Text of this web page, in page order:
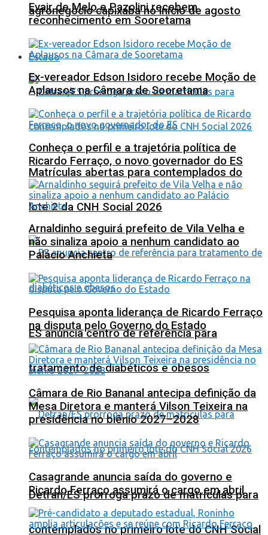
agronegócio capixaba no início de agosto
Estado
Matrículas abertas para contemplados do
lote 2 da CNH Social 2026
ES anuncia centro de referência para
tratamento de diabéticos e obesos
Detran/ES prorroga prazo de matrículas para
contemplados no primeiro lote do CNH Social
Evair de Melo e Pazolini recebem
reconhecimento em Sooretama
Ex-vereador Edson Isidoro recebe Moção de
Aplausos na Câmara de Sooretama
Conheça o perfil e a trajetória política de
Ricardo Ferraço, o novo governador do ES
Arnaldinho seguirá prefeito de Vila Velha e
não sinaliza apoio a nenhum candidato ao
Palácio Anchieta
Pesquisa aponta liderança de Ricardo Ferraço
na disputa pelo Governo do Estado
Câmara de Rio Bananal antecipa definição da
Mesa Diretora e manterá Vilson Teixeira na
presidência no biênio 2027–2028
Casagrande anuncia saída do governo e
Ricardo Ferraço assumirá o cargo em abril